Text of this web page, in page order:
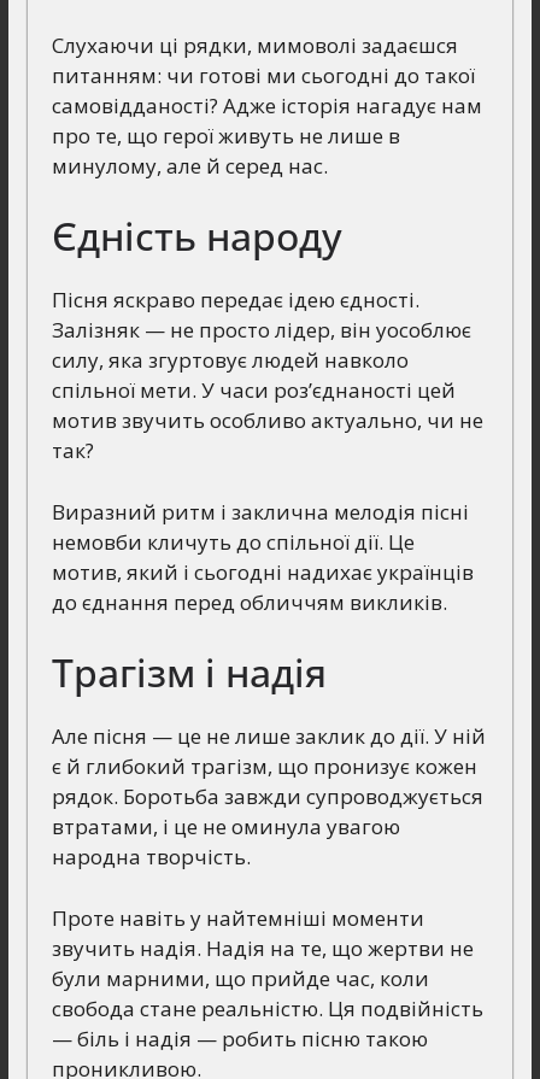
Слухаючи ці рядки, мимоволі задаєшся
питанням: чи готові ми сьогодні до такої
самовідданості? Адже історія нагадує нам
про те, що герої живуть не лише в
минулому, але й серед нас.
Єдність народу
Пісня яскраво передає ідею єдності.
Залізняк — не просто лідер, він уособлює
силу, яка згуртовує людей навколо
спільної мети. У часи роз’єднаності цей
мотив звучить особливо актуально, чи не
так?
Виразний ритм і заклична мелодія пісні
немовби кличуть до спільної дії. Це
мотив, який і сьогодні надихає українців
до єднання перед обличчям викликів.
Трагізм і надія
Але пісня — це не лише заклик до дії. У ній
є й глибокий трагізм, що пронизує кожен
рядок. Боротьба завжди супроводжується
втратами, і це не оминула увагою
народна творчість.
Проте навіть у найтемніші моменти
звучить надія. Надія на те, що жертви не
були марними, що прийде час, коли
свобода стане реальністю. Ця подвійність
— біль і надія — робить пісню такою
проникливою.